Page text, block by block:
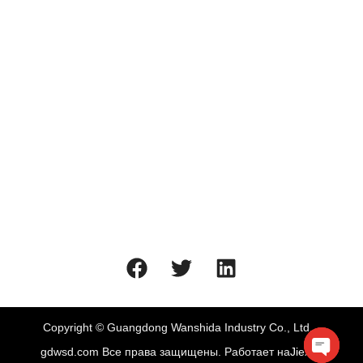
Copyright © Guangdong Wanshida Industry Co., Ltd. -
gdwsd.com Все права защищены. Работает наJiexun